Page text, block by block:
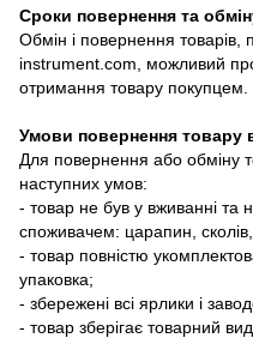
Сроки повернення та
Обмін і повернення товарів,
instrument.com, можливий
отримання товару покупцем.
Умови повернення товару
Для повернення або обміну
наступних умов:
- товар не був у вживанні та
споживачем: царапин,
- товар повністю
упаковка;
- збережені всі ярлики і
- товар зберігає товарний вид